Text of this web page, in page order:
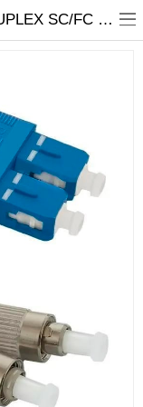
Optiki Paçkord SINGLE MODE, DUPLEX SC/FC 3M | Ýyndam Tehnika Dünýäsi